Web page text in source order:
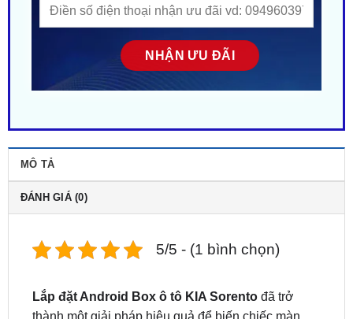
ĐÁNH GIÁ (0)
Lắp đặt Android Box ô tô KIA Sorentođã trở
hình Zin trên xe thành một hệ thống thông minh, đa
dạng tính năng, mang lại trải nghiệm hoàn toàn mới